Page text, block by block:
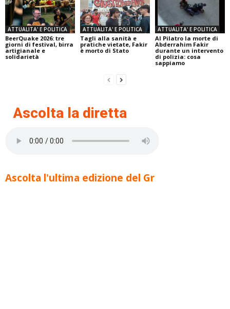
ATTUALITA' E POLITICA
BeerQuake 2026: tre
giorni di festival, birra
artigianale e
solidarietà
ATTUALITA' E POLITICA
Tagli alla sanità e
pratiche vietate, Fakir
è morto di Stato
ATTUALITA' E POLITICA
Al Pilatro la morte di
Abderrahim Fakir
durante un intervento
di polizia: cosa
sappiamo
Ascolta la diretta
Ascolta l'ultima edizione del Gr